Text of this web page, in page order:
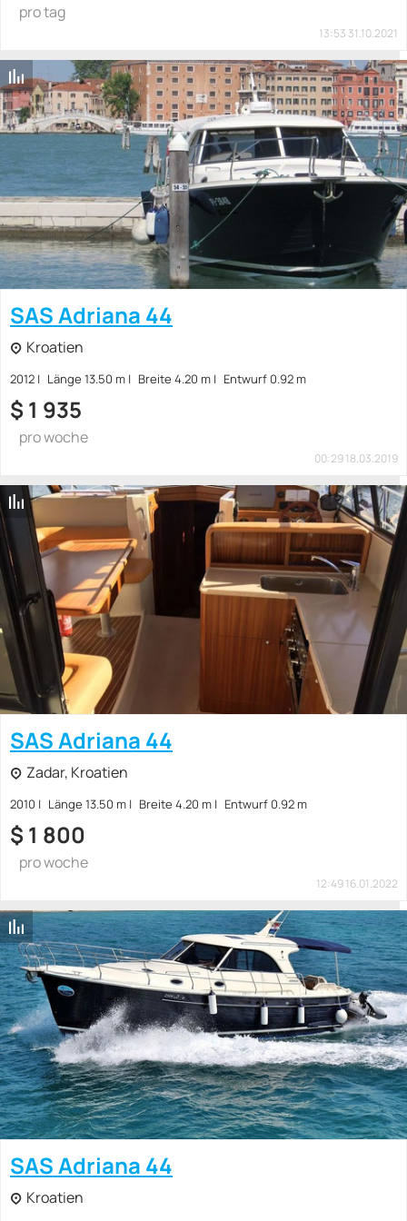
pro tag
13:53 31.10.2021
SAS Adriana 44
Kroatien
2012 Länge 13.50 m Breite 4.20 m Entwurf 0.92 m
$ 1 935
pro woche
00:29 18.03.2019
SAS Adriana 44
Zadar, Kroatien
2010 Länge 13.50 m Breite 4.20 m Entwurf 0.92 m
$ 1 800
pro woche
12:49 16.01.2022
SAS Adriana 44
Kroatien